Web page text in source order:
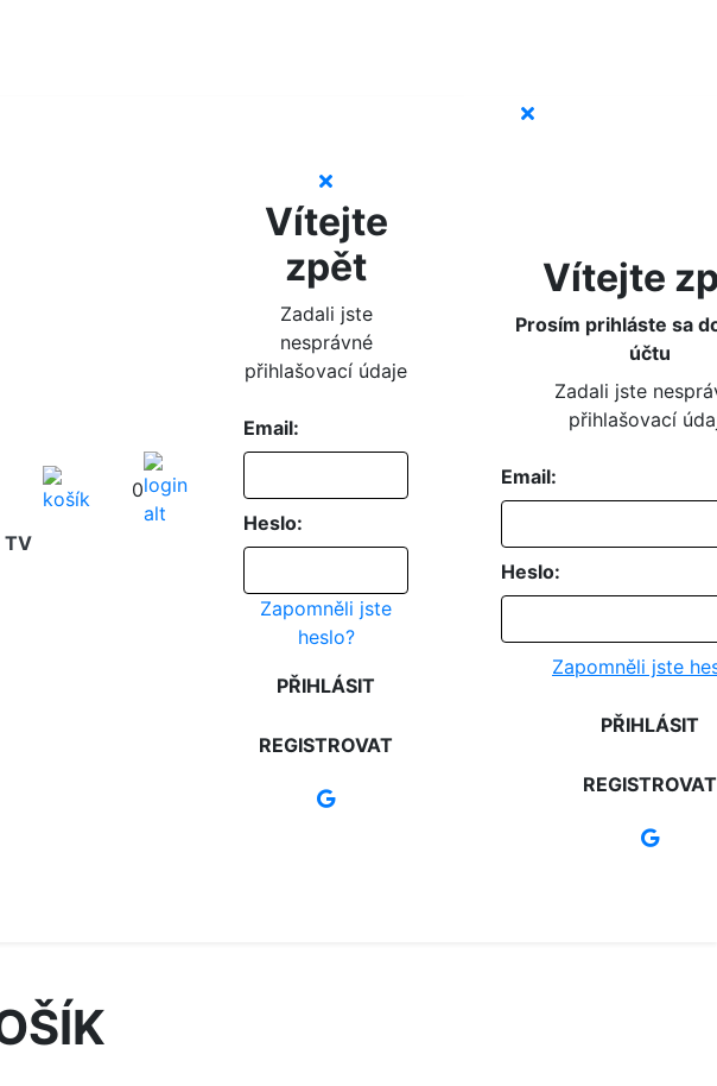
TV
0
Vítejte
zpět
Zadali jste
nesprávné
přihlašovací údaje
Email:
Heslo:
Zapomněli jste
heslo?
PŘIHLÁSIT
REGISTROVAT
Vítejte
Prosím prihláste sa
účtu
Zadali jste
přihlašovací
Email:
Heslo:
Zapomněli jste
PŘIHLÁSIT
REGISTROVAT